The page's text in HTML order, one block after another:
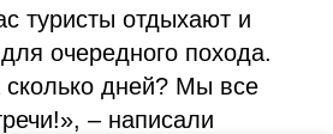
туристы отдыхают и
очередного похода.
сколько дней? Мы все
– написали